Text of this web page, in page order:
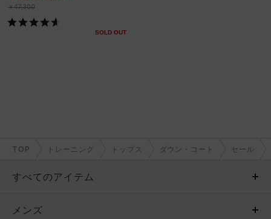
￥47,300
SOLD OUT
TOP トレーニング トップス ダウン・コート セール
すべてのアイテム
メンズ
メンズ